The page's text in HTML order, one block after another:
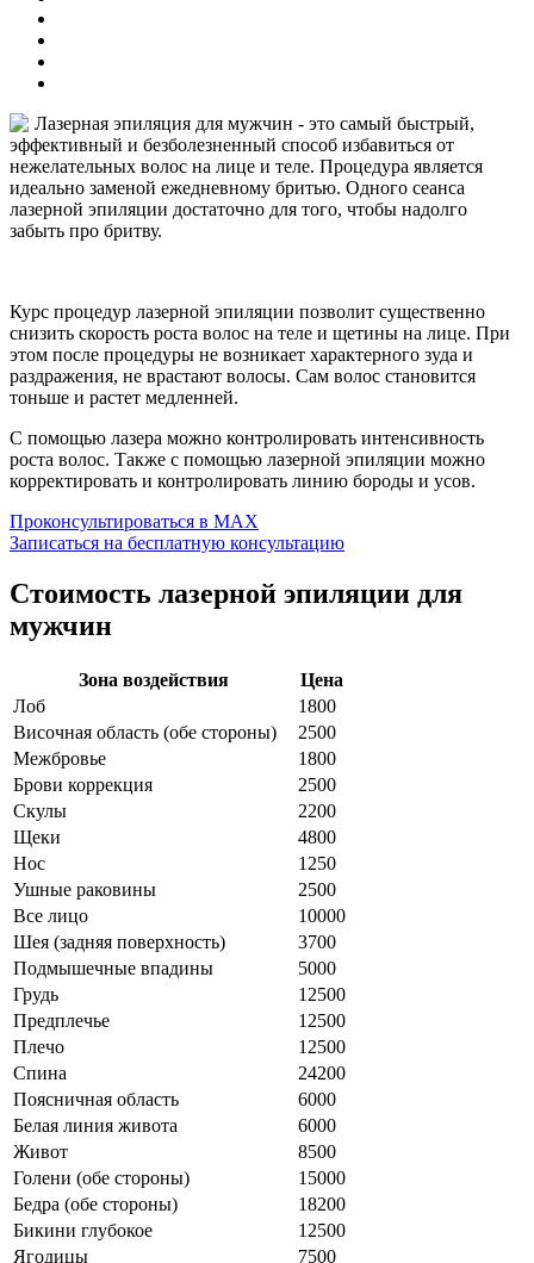
Лазерная эпиляция для мужчин - это самый быстрый,
эффективный и безболезненный способ избавиться от
нежелательных волос на лице и теле. Процедура является
идеально заменой ежедневному бритью. Одного сеанса
лазерной эпиляции достаточно для того, чтобы надолго
забыть про бритву.
Курс процедур лазерной эпиляции позволит существенно
снизить скорость роста волос на теле и щетины на лице. При
этом после процедуры не возникает характерного зуда и
раздражения, не врастают волосы. Сам волос становится
тоньше и растет медленней.
С помощью лазера можно контролировать интенсивность
роста волос. Также с помощью лазерной эпиляции можно
корректировать и контролировать линию бороды и усов.
Проконсультироваться в MAX
Записаться на бесплатную консультацию
Стоимость лазерной эпиляции для
мужчин
Зона воздействия
Цена
Лоб
1800
Височная область (обе стороны)
2500
Межбровье
1800
Брови коррекция
2500
Скулы
2200
Щеки
4800
Нос
1250
Ушные раковины
2500
Все лицо
10000
Шея (задняя поверхность)
3700
Подмышечные впадины
5000
Грудь
12500
Предплечье
12500
Плечо
12500
Спина
24200
Поясничная область
6000
Белая линия живота
6000
Живот
8500
Голени (обе стороны)
15000
Бедра (обе стороны)
18200
Бикини глубокое
12500
Ягодицы
7500